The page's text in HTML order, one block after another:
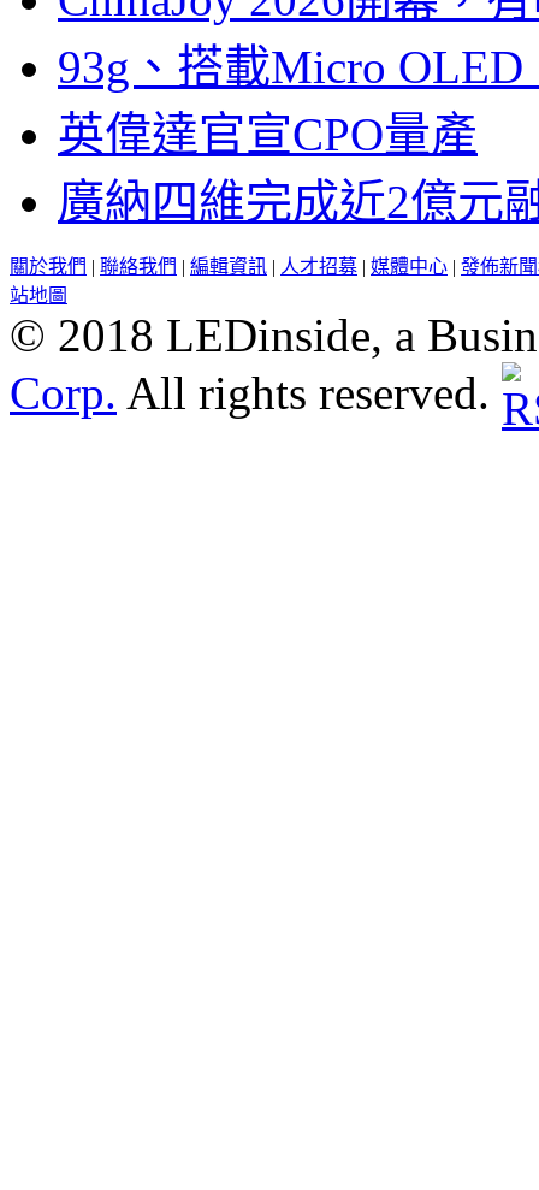
93g、搭載Micro
英偉達官宣CPO量產
廣納四維完成近2億元
關於我們 | 聯絡我們 | 編輯資訊 | 人才招募 | 媒體中心 | 發佈新
站地圖
© 2018 LEDinside, a
Corp. All rights reserved.